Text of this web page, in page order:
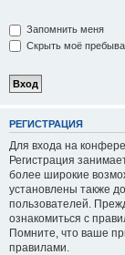
Запомнить меня
Скрыть моё
РЕГИСТРАЦИЯ
Для входа на
Регистрация
более широкие
установлены также
пользователей.
ознакомиться с
Помните, что ваше
правилами.